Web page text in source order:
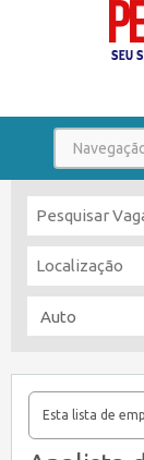
Esta lista de